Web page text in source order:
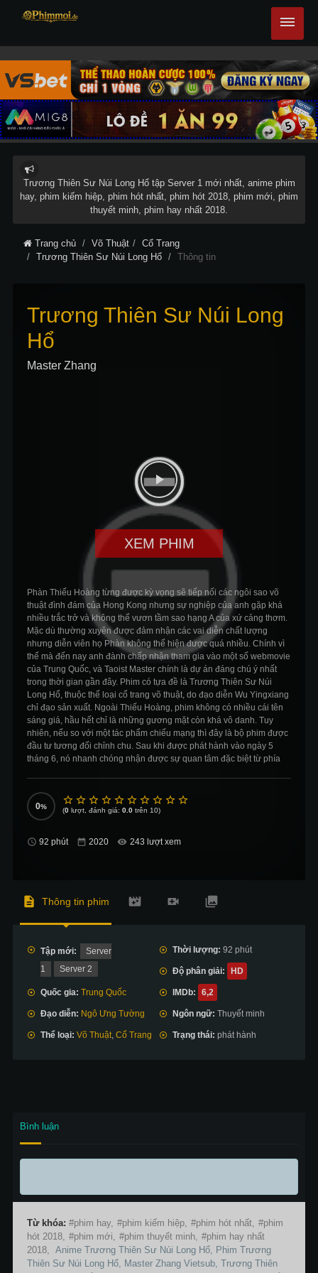
Trương Thiên Sư Núi Long Hổ tập Server 1 mới nhất, anime phim
hay, phim kiếm hiệp, phim hót nhất, phim hót 2018, phim mới, phim
thuyết minh, phim hay nhất 2018.
Trang chủ Võ Thuật
Cổ Trang
Trương Thiên Sư Núi Long Hổ
Thông tin
Trương Thiên Sư Núi Long
Hổ
Master Zhang
XEM PHIM
Phàn Thiếu Hoàng từng được kỳ vọng sẽ tiếp nối các ngôi sao võ
thuật đình đám của Hong Kong nhưng sự nghiệp của anh gặp khá
nhiều trắc trở và không thể vươn tầm sao hạng A của xứ cảng thơm.
Mặc dù thường xuyên được đảm nhận các vai diễn chất lượng
nhưng diễn viên họ Phàn không thể hiện được quá nhiều. Chính vì
thế mà đến nay anh đành chấp nhận tham gia vào một số webmovie
của Trung Quốc, và Taoist Master chính là dự án đáng chú ý nhất
trong thời gian gần đây. Phim có tựa đề là Trương Thiên Sư Núi
Long Hổ, thuộc thể loại cổ trang võ thuật, do đạo diễn Wu Yingxiang
chỉ đạo sản xuất. Ngoài Thiếu Hoàng, phim không có nhiều cái tên
sáng giá, hầu hết chỉ là những gương mặt còn khá vô danh. Tuy
nhiên, nếu so với một tác phẩm chiếu mạng thì đây là bộ phim được
đầu tư tương đối chỉnh chu. Sau khi được phát hành vào ngày 5
tháng 6, nó nhanh chóng nhận được sự quan tâm đặc biệt từ phía
chuyện bắt đầu từ chuyến đi của Trương Chân Nhân và đệ tử
Vương Trường, họ bất ngờ bị một nhóm người áo đen truy sát. Thực
ra, Vương Trường mang số mệnh Thiên Xá Túc Chủ của Tướng Quỷ
Hồng Anh cô nương, người cũng đang tìm kiếm anh trai mất tích.
0 (0 lượt, đánh giá: 0.0 trên 10)
92 phút 243 lượt xem
Thông tin phim
Tập mới:
Server
1
Server 2
Quốc gia: Trung Quốc
Đạo diễn: Ngô Ưng Tường
Thể loại: Võ Thuật ,Cổ Trang
Thời lượng: 92 phút
Độ phân giải: HD
IMDb: 6,2
Ngôn ngữ: Thuyết minh
Trạng thái: phát hành
Bình luận
Từ khóa: phim hay, phim kiếm hiệp, phim hót nhất,
phim
hót 2018,
phim mới, phim thuyết minh,
phim hay nhất
2018,
Anime Trương Thiên Sư Núi Long Hổ, Phim Trương
Thiên Sư Núi Long Hổ, Master Zhang Vietsub, Trương Thiên